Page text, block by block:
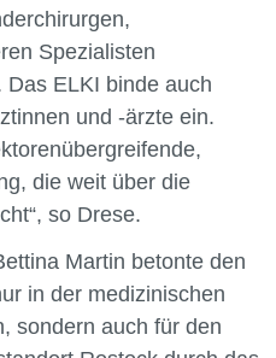
Spezialisten
Das ELKI binde auch
und -ärzte ein.
die weit über die
so Drese.
Martin betonte den
in der medizinischen
sondern auch für den